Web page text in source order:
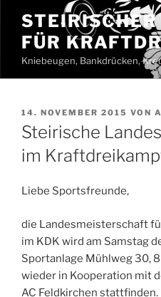
Inhalt
springenFÜR
Kniebeugen, Bankdrücken,
VERÖFFENTLICHT
AM
14. NOVEMBER 2015 VON
Steirische
im
Liebe Sportsfreunde,
die Landesmeisterschaft
im KDK wird am Samstag
Sportanlage Mühlweg 30,
wieder in Kooperation mit
AC Feldkirchen stattfinden.